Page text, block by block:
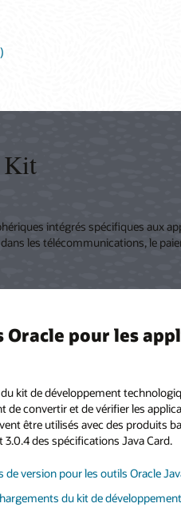
Kit
intégrés spécifiques aux
les télécommunications, le
Oracle pour les
kit de développement
de convertir et de vérifier les
être utilisés avec des produits
3.0.4 des spécifications Java Card.
de version pour les outils Oracle
du kit de
pour les applications Java
de simulation Java Card et un
en charge la nouvelle
exécuter des applications codées